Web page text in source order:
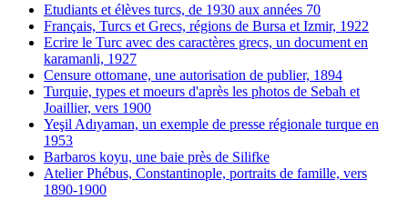
Etudiants et élèves turcs, de 1930 aux années 70
Français, Turcs et Grecs, régions de Bursa et Izmir, 1922
Ecrire le Turc avec des caractères grecs, un document en
karamanli, 1927
Censure ottomane, une autorisation de publier, 1894
Turquie, types et moeurs d'après les photos de Sebah et
Joaillier, vers 1900
Yeşil Adıyaman, un exemple de presse régionale turque en
1953
Barbaros koyu, une baie près de Silifke
Atelier Phébus, Constantinople, portraits de famille, vers
1890-1900